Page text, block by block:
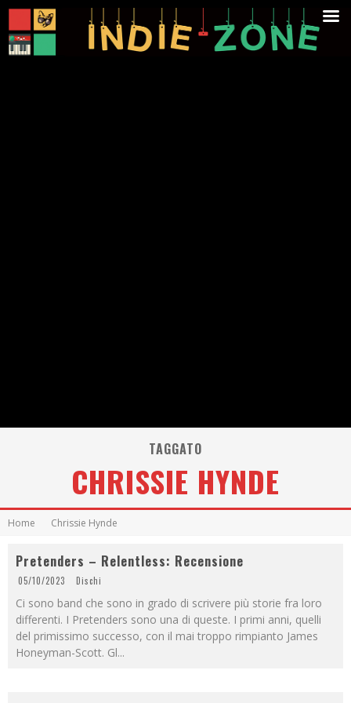
TAGGATO
CHRISSIE HYNDE
Home Chrissie Hynde
Pretenders – Relentless: Recensione
05/10/2023 Dischi
Ci sono band che sono in grado di scrivere più storie fra loro
differenti. I Pretenders sono una di queste. I primi anni, quelli
del primissimo successo, con il mai troppo rimpianto James
Honeyman-Scott. Gl...